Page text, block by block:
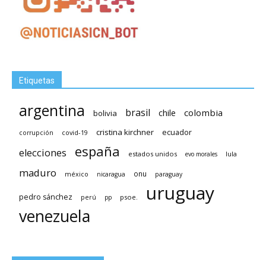
Etiquetas
argentina bolivia brasil chile colombia
corrupción covid-19 cristina kirchner ecuador
elecciones españa estados unidos evo morales lula
maduro méxico nicaragua onu paraguay
pedro sánchez perú pp psoe. uruguay
venezuela